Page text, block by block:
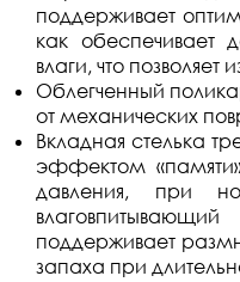
поддерживает
как обеспечивает
влаги, что
Облегченный
от механических
Вкладная стелька
эффектом
давления, при
поддерживает
запаха при